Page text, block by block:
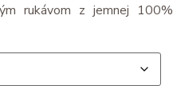
rukávom z jemnej 100%